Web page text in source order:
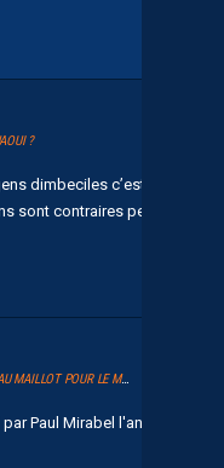
?
dimbeciles c’est
sont contraires peu
“PAR AMOUR DE LA PAILLADE”, UN NOUVEAU MAILLOT POUR LE MHSC
Paul Mirabel l'année